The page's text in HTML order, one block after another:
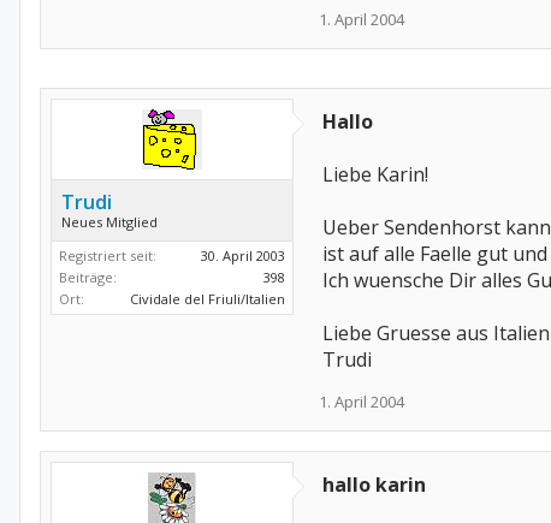
1. April 2004
Trudi
Neues Mitglied
Registriert seit:
30. April 2003
Beiträge:
398
Ort:
Cividale del Friuli/Italien
Hallo
Liebe Karin!
Ueber Sendenhorst
ist auf alle Faelle gut
Ich wuensche Dir alles
Liebe Gruesse aus Italien
Trudi
1. April 2004
hallo karin